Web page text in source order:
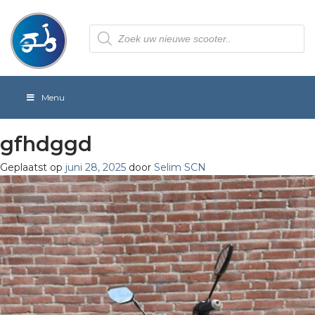
Producten
zoeken
Menu
gfhdggd
Geplaatst op juni 28, 2025 door Selim SCN